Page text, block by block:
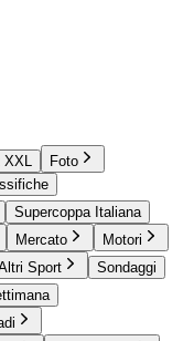
XXL
Foto
Supercoppa Italiana
Mercato
Motori
Sport
Sondaggi